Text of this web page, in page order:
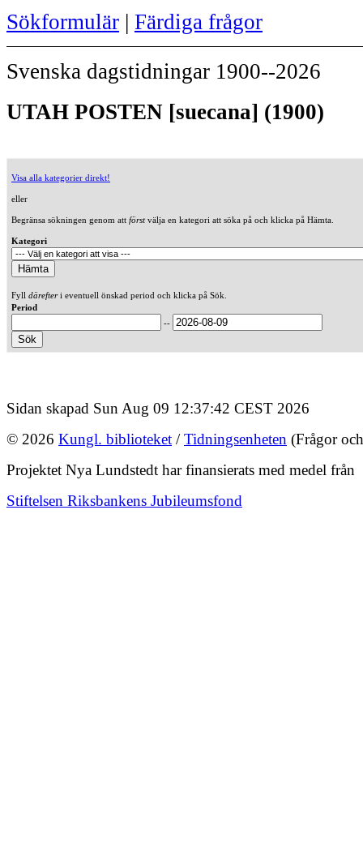
Sökformulär | Färdiga frågor
Svenska dagstidningar 1900--2026
UTAH POSTEN [suecana] (1900)
Visa alla kategorier direkt!
eller
Begränsa sökningen genom att förstvälja en kategori att söka på och klicka på Hämta.
Kategori
Fyll därefteri eventuell önskad period och klicka på Sök.
Period
--
Sidan skapad Sun Aug 09 12:37:42 CEST 2026
© 2026 Kungl. biblioteket /Tidningsenheten (Frågor
Projektet Nya Lundstedt har finansierats med medel från
Stiftelsen Riksbankens Jubileumsfond